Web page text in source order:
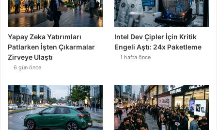
Yapay Zeka Yatırımları
Patlarken İşten Çıkarmalar
Zirveye Ulaştı
6 gün önce
Intel Dev Çipler İçin Kritik
Engeli Aştı: 24x Paketleme
1 hafta önce